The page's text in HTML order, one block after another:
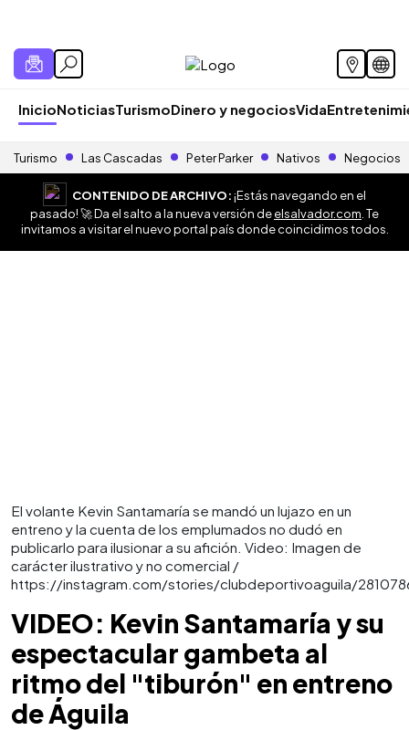
InicioNoticiasTurismoDinero y negociosVida
Turismo Las Cascadas Peter Parker Nativos Negocios
CONTENIDO DE ARCHIVO:¡Estás navegando en el
pasado! 🚀 Da el salto a la nueva versión deelsalvador.com . Te
invitamos a visitar el nuevo portal país donde coincidimos todos.
El volante Kevin Santamaría se mandó un lujazo en un
entreno y la cuenta de los emplumados no dudó en
publicarlo para ilusionar a su afición. Video: Imagen de
carácter ilustrativo y no comercial /
https://instagram.com/stories/clubdeportivoaguila/
VIDEO: Kevin Santamaría y su
espectacular gambeta al
ritmo del "tiburón" en entreno
de Águila